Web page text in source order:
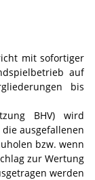
mit sofortiger
auf
bis
BHV) wird
ausgefallenen
bzw. wenn
zur Wertung
werden